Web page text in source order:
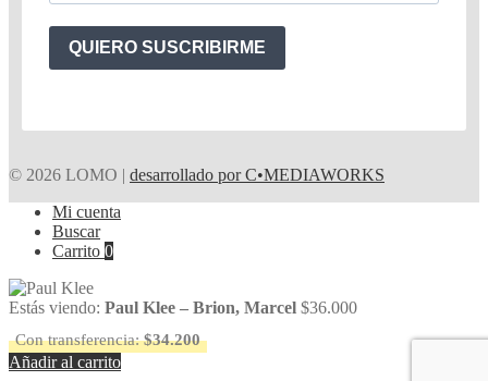
QUIERO SUSCRIBIRME
© 2026 LOMO | desarrollado por C•MEDIAWORKS
Mi cuenta
Buscar
Carrito 0
Estás viendo: Paul Klee – Brion, Marcel $36.000
Con transferencia:$34.200
Añadir al carrito